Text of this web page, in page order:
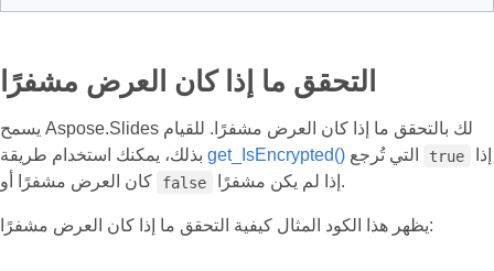
التحقق ما إذا كان العرض مشفرًا
يسمح Aspose.Slides لك بالتحقق ما إذا كان العرض مشفرًا. للقيام
get_IsEncrypted() true
false إذا لم يكن مشفرًا.
يظهر هذا الكود المثال كيفية التحقق ما إذا كان العرض مشفرًا: